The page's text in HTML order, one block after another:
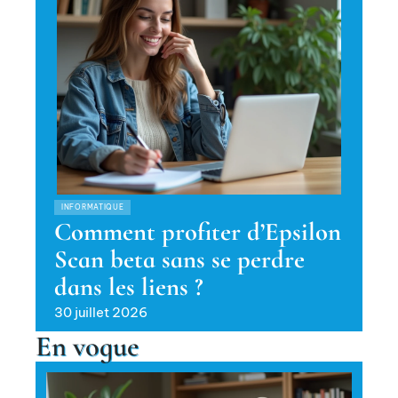
INFORMATIQUE
Comment profiter d’Epsilon
Scan beta sans se perdre
dans les liens ?
30 juillet 2026
En vogue